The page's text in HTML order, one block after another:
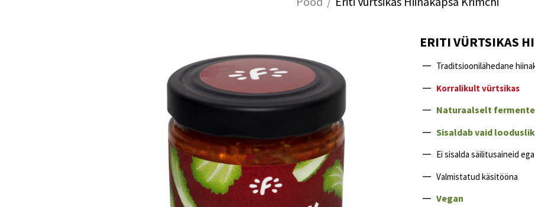
ERITI VÜRTSIKAS
Traditsioonilähedane
Korralikult vürtsikas
Naturaalselt
Sisaldab vaid
Ei sisalda säilitusaineid
Valmistatud käsitööna
Vegan